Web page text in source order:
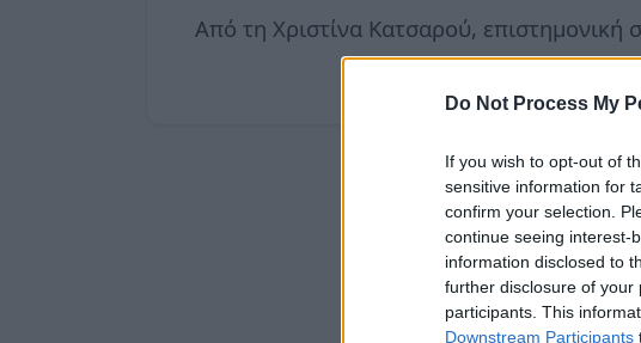
Do Not Process My
If you wish to opt-out of
sensitive information for
confirm your selection.
continue seeing interest-
information disclosed to
further disclosure of your
participants. This
Downstream Participants
Από τη Χριστίνα Κατσαρού, επιστημονική